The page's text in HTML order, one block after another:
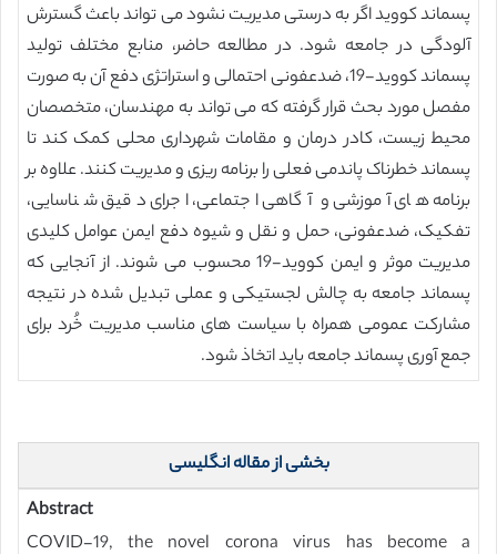
پسماند کووید اگر به درستی مدیریت نشود می تواند باعث گسترش
آلودگی در جامعه شود. در مطالعه حاضر، منابع مختلف تولید
پسماند کووید-19، ضدعفونی احتمالی و استراتژی دفع آن به صورت
مفصل مورد بحث قرار گرفته که می تواند به مهندسان، متخصصان
محیط زیست، کادر درمان و مقامات شهرداری محلی کمک کند تا
پسماند خطرناک پاندمی فعلی را برنامه ریزی و مدیریت کنند. علاوه بر
برنامه های آموزشی و آگاهی اجتماعی، اجرای دقیق شناسایی،
تفکیک، ضدعفونی، حمل و نقل و شیوه دفع ایمن عوامل کلیدی
مدیریت موثر و ایمن کووید-19 محسوب می شوند. از آنجایی که
پسماند جامعه به چالش لجستیکی و عملی تبدیل شده در نتیجه
مشارکت عمومی همراه با سیاست های مناسب مدیریت خُرد برای
جمع آوری پسماند جامعه باید اتخاذ شود.
بخشی از مقاله انگلیسی
Abstract
COVID-19, the novel corona virus has become a